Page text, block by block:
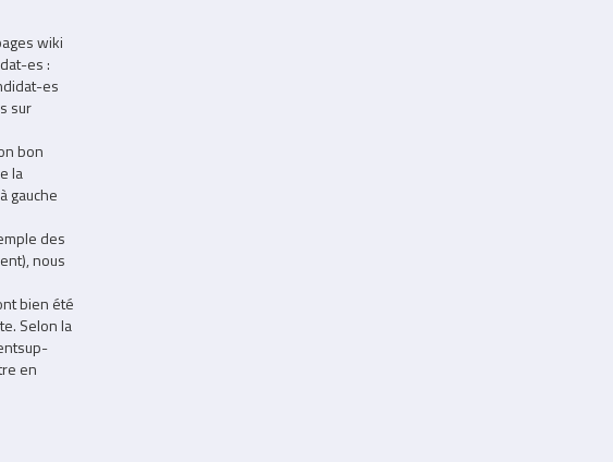
wiki
es :
es
sur
bon
la
gauche
des
nous
bien été
Selon la
en